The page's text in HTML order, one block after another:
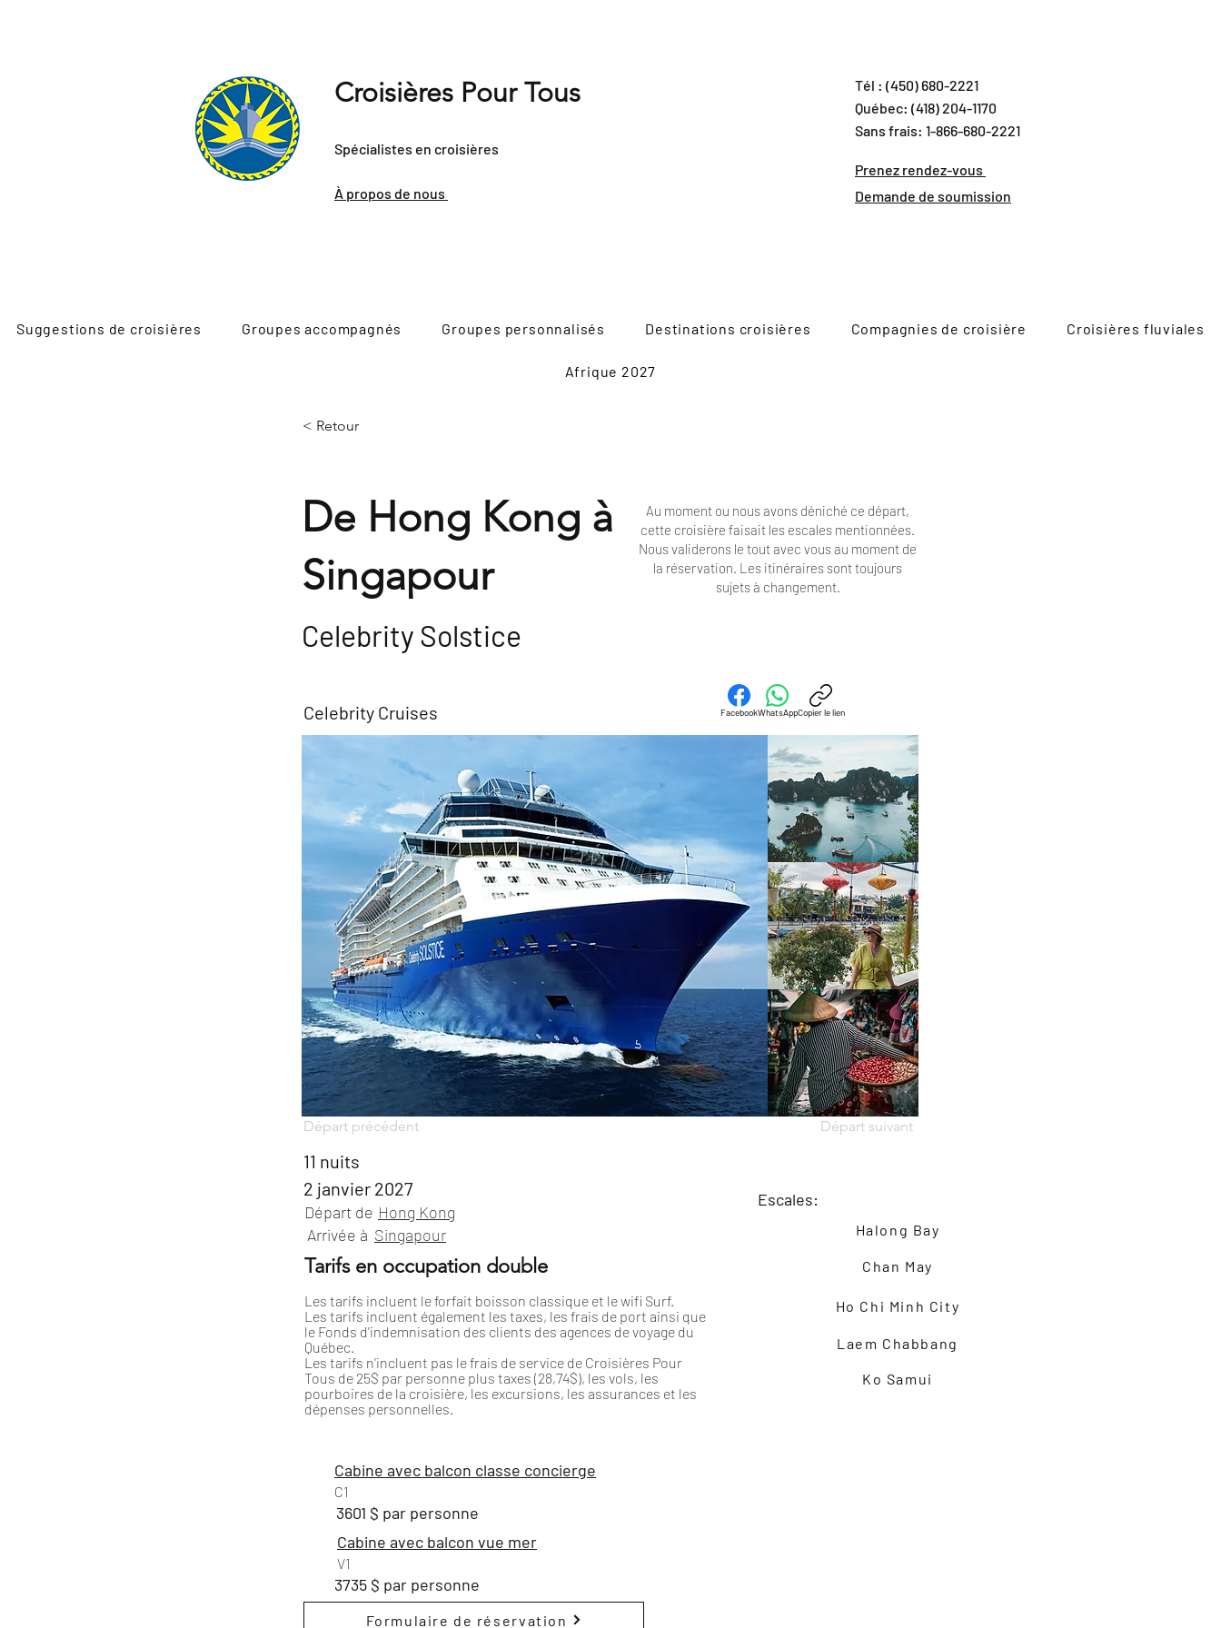
Croisières Pour Tous
Spécialistes en croisières
À propos de nous
Tél : (450) 680-2221
Québec: (418) 204-1170
Sans frais: 1-866-680-2221
Prenez rendez-vous
Demande de soumission
Suggestions de croisières Groupes accompagnés Groupes personnalisés Destinations croisières Compagnies de croisière Croisières fluviales
Afrique 2027
< Retour
De Hong Kong à
Singapour
Au moment ou nous avons déniché ce départ,
cette croisière faisait les escales mentionnées.
Nous validerons le tout avec vous au moment de
la réservation. Les itinéraires sont toujours
sujets à changement.
Celebrity Solstice
Celebrity Cruises FacebookWhatsAppCopier le lien
Départ précédent
11 nuits
Départ suivant
2 janvier 2027 Escales:
Départ de
Arrivée à
Hong Kong
Tarifs en occupation double Chan May
Halong Bay
Singapour
Les tarifs incluent le forfait boisson classique et le wifi Surf.
Les tarifs incluent également les taxes, les frais de port ainsi que
le Fonds d'indemnisation des clients des agences de voyage du
Québec.
Les tarifs n'incluent pas le frais de service de Croisières Pour
Tous de 25$ par personne plus taxes (28,74$), les vols, les
pourboires de la croisière, les excursions, les assurances et les
dépenses personnelles.
Ho Chi Minh City
Ko Samui
Laem Chabbang
Cabine avec balcon classe concierge
C1
3601 $ par personne
Cabine avec balcon vue mer
V1
3735 $ par personne
Formulaire de réservation